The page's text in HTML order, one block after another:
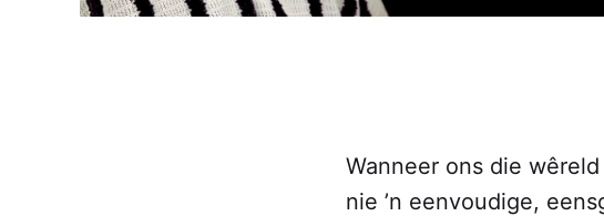
Wanneer ons die
nie ’n eenvoudige,